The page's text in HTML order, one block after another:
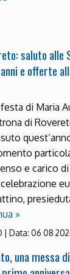
saluto alle
e offerte
festa di Maria
di
e carico
celebrazione
»
| Data: 06 08
una messa